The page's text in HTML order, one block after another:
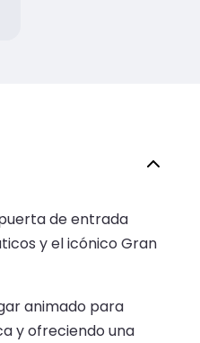
de entrada
y el icónico Gran
animado para
y ofreciendo una